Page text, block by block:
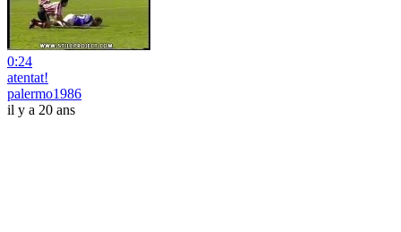
0:24
atentat!
palermo1986
il y a 20 ans